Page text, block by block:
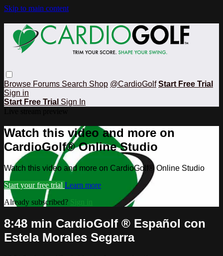
Skip to main content
Browse Forums Search Shop @CardioGolf Start Free Trial
Sign in
Start Free Trial Sign In
Watch this video and more on
CardioGolf® Online Studio
Watch this video and more on CardioGolf® Online Studio
Start your free trial Learn more
Already subscribed? Sign in
8:48 min CardioGolf ® Español con
Estela Morales Segarra